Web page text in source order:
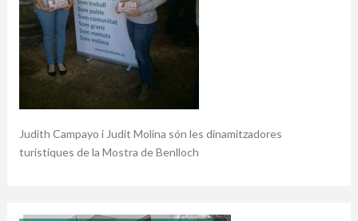
Judith Campayo i Judit Molina són les dinamitzadores
turístiques de la Mostra de Benlloch